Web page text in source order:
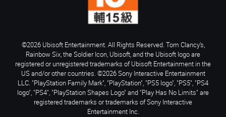
©2026 Ubisoft Entertainment. All Rights Reserved. Tom Clancy’s,
Rainbow Six, the Soldier Icon, Ubisoft, and the Ubisoft logo are
registered or unregistered trademarks of Ubisoft Entertainment in the
US and/or other countries. ©2026 Sony Interactive Entertainment
LLC. "PlayStation Family Mark", "PlayStation", "PS5 logo", "PS5", "PS4
logo", "PS4", "PlayStation Shapes Logo" and "Play Has No Limits" are
registered trademarks or trademarks of Sony Interactive
Entertainment Inc.